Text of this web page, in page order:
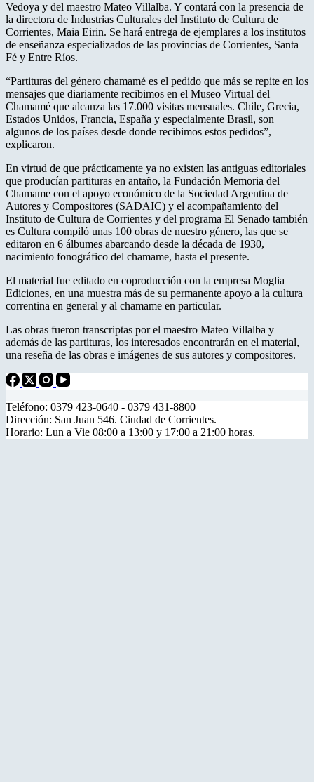
Vedoya y del maestro Mateo Villalba. Y contará con la presencia de
la directora de Industrias Culturales del Instituto de Cultura de
Corrientes, Maia Eirin. Se hará entrega de ejemplares a los institutos
de enseñanza especializados de las provincias de Corrientes, Santa
Fé y Entre Ríos.
“Partituras del género chamamé es el pedido que más se repite en los
mensajes que diariamente recibimos en el Museo Virtual del
Chamamé que alcanza las 17.000 visitas mensuales. Chile, Grecia,
Estados Unidos, Francia, España y especialmente Brasil, son
algunos de los países desde donde recibimos estos pedidos”,
explicaron.
En virtud de que prácticamente ya no existen las antiguas editoriales
que producían partituras en antaño, la Fundación Memoria del
Chamame con el apoyo económico de la Sociedad Argentina de
Autores y Compositores (SADAIC) y el acompañamiento del
Instituto de Cultura de Corrientes y del programa El Senado también
es Cultura compiló unas 100 obras de nuestro género, las que se
editaron en 6 álbumes abarcando desde la década de 1930,
nacimiento fonográfico del chamame, hasta el presente.
El material fue editado en coproducción con la empresa Moglia
Ediciones, en una muestra más de su permanente apoyo a la cultura
correntina en general y al chamame en particular.
Las obras fueron transcriptas por el maestro Mateo Villalba y
además de las partituras, los interesados encontrarán en el material,
una reseña de las obras e imágenes de sus autores y compositores.
Teléfono: 0379 423-0640 - 0379 431-8800
Dirección: San Juan 546. Ciudad de Corrientes.
Horario: Lun a Vie 08:00 a 13:00 y 17:00 a 21:00 horas.